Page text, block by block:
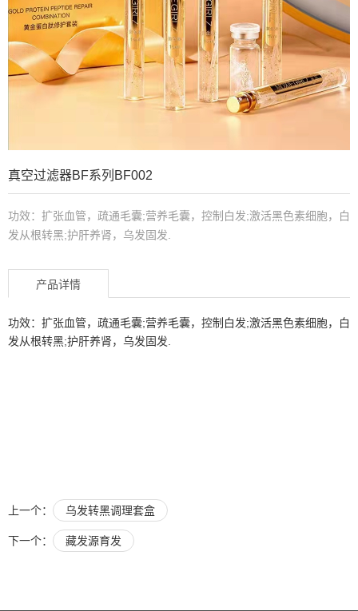
真空过滤器BF系列BF002
功效：扩张血管，疏通毛囊;营养毛囊，控制白发;激活黑色素细胞，白
发从根转黑;护肝养肾，乌发固发.
产品详情
功效：扩张血管，疏通毛囊;营养毛囊，控制白发;激活黑色素细胞，白
发从根转黑;护肝养肾，乌发固发.
上一个： 乌发转黑调理套盒
下一个： 藏发源育发